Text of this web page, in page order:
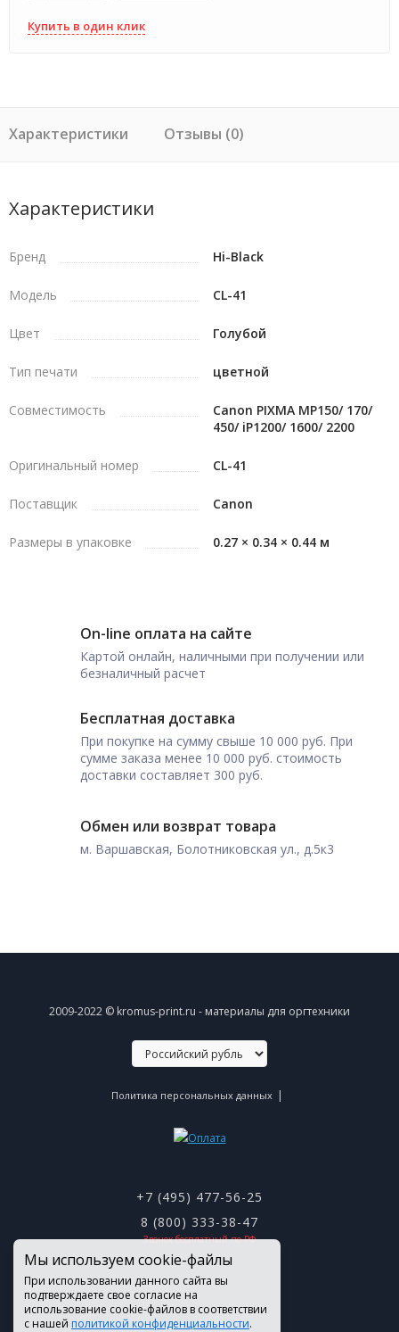
Купить в один клик
Характеристики Отзывы (0)
Характеристики
Бренд Hi-Black
Модель CL-41
Цвет Голубой
Тип печати цветной
Совместимость
Canon PIXMA MP150/ 170/
450/ iP1200/ 1600/ 2200
Оригинальный номер CL-41
Поставщик Canon
Размеры в упаковке 0.27 × 0.34 × 0.44 м
On-line оплата на сайте
Картой онлайн, наличными при получении или
безналичный расчет
Бесплатная доставка
При покупке на сумму свыше 10 000 руб. При
сумме заказа менее 10 000 руб. стоимость
доставки составляет 300 руб.
Обмен или возврат товара
м. Варшавская, Болотниковская ул., д.5к3
2009-2022 © kromus-print.ru - материалы для оргтехники
Политика персональных данных |
+7 (495) 477-56-25
8 (800) 333-38-47
Звонок бесплатный по РФ
Мы используем cookie-файлы
При использовании данного сайта вы
подтверждаете свое согласие на
использование cookie-файлов в соответствии
с нашей политикой конфиденциальности.